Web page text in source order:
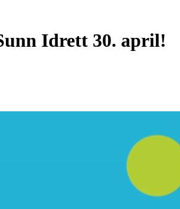
Idrett 30. april!